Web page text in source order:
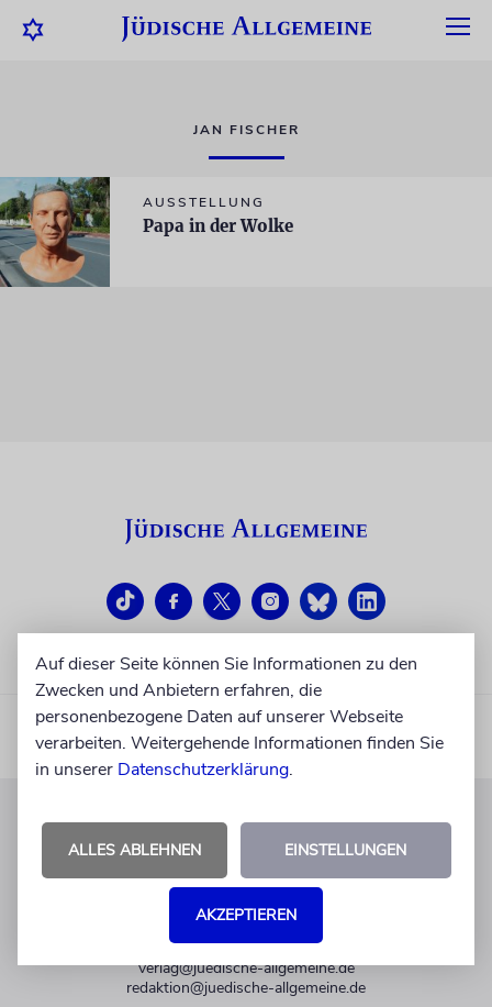
JAN FISCHER
AUSSTELLUNG
Papa in der Wolke
KUNDENSERVICE
+49 30 275833 0
Mo-Do 9-17 Uhr
verlag@juedische-allgemeine.de
redaktion@juedische-allgemeine.de
Auf dieser Seite können Sie Informationen zu den
Zwecken und Anbietern erfahren, die
personenbezogene Daten auf unserer Webseite
verarbeiten. Weitergehende Informationen finden Sie
in unserer Datenschutzerklärung.
ALLES ABLEHNEN EINSTELLUNGEN
AKZEPTIEREN